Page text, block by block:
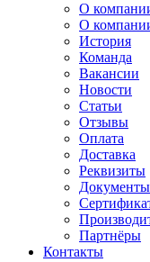
О
О
История
Команда
Вакансии
Новости
Статьи
Отзывы
Оплата
Доставка
Реквизиты
Документы
Партнёры
Контакты